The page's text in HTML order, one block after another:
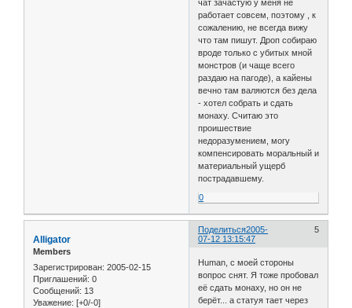
чат зачастую у меня не
работает совсем, поэтому , к
сожалению, не всегда вижу
что там пишут. Дроп собираю
вроде только с убитых мной
монстров (и чаще всего
раздаю на пагоде), а кайены
вечно там валяются без дела
- хотел собрать и сдать
монаху. Считаю это
проишествие
недоразумением, могу
компенсировать моральный и
материальный ущерб
пострадавшему.
0
Поделиться 5
2005-
07-12 13:15:47
Alligator
Members
Зарегистрирован: 2005-02-15
Приглашений: 0
Сообщений: 13
Уважение: [+0/-0]
Human, с моей стороны
вопрос снят. Я тоже пробовал
её сдать монаху, но он не
берёт... а статуя тает через